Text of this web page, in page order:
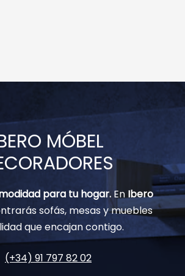
MÓBEL
para tu hogar. EnIbero
sofás, mesas y muebles
que encajan contigo.
(+34) 91 797 82 02